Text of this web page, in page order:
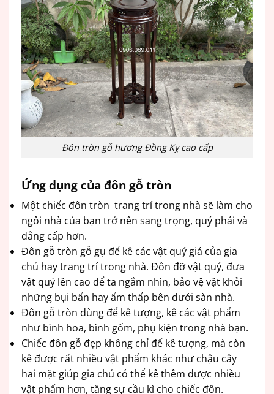
Đôn tròn gỗ hương Đồng Kỵ cao cấp
Ứng dụng của đôn gỗ tròn
Một chiếc đôn tròn trang trí trong nhà sẽ làm cho
ngôi nhà của bạn trở nên sang trọng, quý phái và
đẳng cấp hơn.
Đôn gỗ tròn gỗ gụ để kê các vật quý giá của gia
chủ hay trang trí trong nhà. Đôn đỡ vật quý, đưa
vật quý lên cao để ta ngắm nhìn, bảo vệ vật khỏi
những bụi bẩn hay ẩm thấp bên dưới sàn nhà.
Đôn gỗ tròn dùng để kê tượng, kê các vật phẩm
như bình hoa, bình gốm, phụ kiện trong nhà bạn.
Chiếc đôn gỗ đẹp không chỉ để kê tượng, mà còn
kê được rất nhiều vật phẩm khác như chậu cây
hai mặt giúp gia chủ có thể kê thêm được nhiều
vật phẩm hơn, tăng sự cầu kì cho chiếc đôn.